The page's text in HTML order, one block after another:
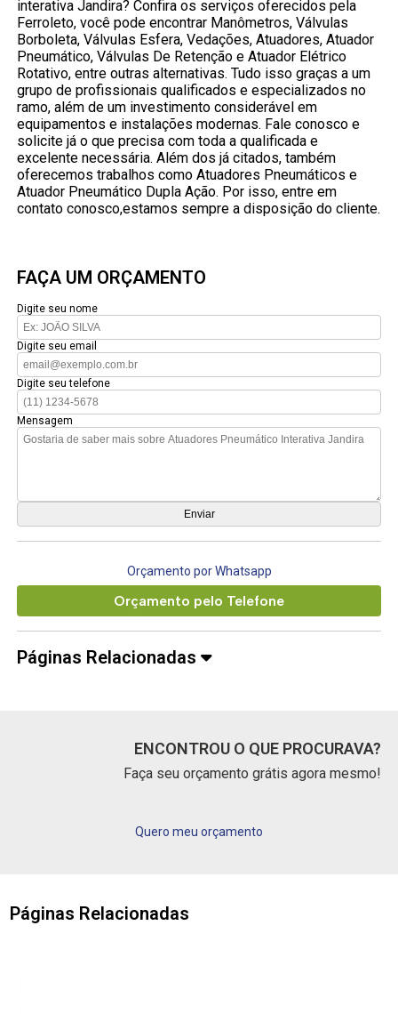
interativa Jandira? Confira os serviços oferecidos pela
Ferroleto, você pode encontrar Manômetros, Válvulas
Borboleta, Válvulas Esfera, Vedações, Atuadores, Atuador
Pneumático, Válvulas De Retenção e Atuador Elétrico
Rotativo, entre outras alternativas. Tudo isso graças a um
grupo de profissionais qualificados e especializados no
ramo, além de um investimento considerável em
equipamentos e instalações modernas. Fale conosco e
solicite já o que precisa com toda a qualificada e
excelente necessária. Além dos já citados, também
oferecemos trabalhos como Atuadores Pneumáticos e
Atuador Pneumático Dupla Ação. Por isso, entre em
contato conosco,estamos sempre a disposição do cliente.
FAÇA UM ORÇAMENTO
Digite seu nome
Digite seu email
Digite seu telefone
Mensagem
Orçamento por Whatsapp
Orçamento pelo Telefone
Páginas Relacionadas
ENCONTROU O QUE PROCURAVA?
Faça seu orçamento grátis agora mesmo!
Quero meu orçamento
Páginas Relacionadas